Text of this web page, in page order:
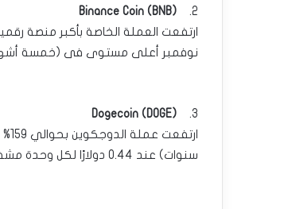
2.
Binance Coin (BNB)
نوفمبر أعلى مستوى فى (خمسة أشهر) عند 667.4 دولارًا لكل
3.
Dogecoin (DOGE)
سنوات) عند 0.44 دولارًا لكل وحدة مشفرة.